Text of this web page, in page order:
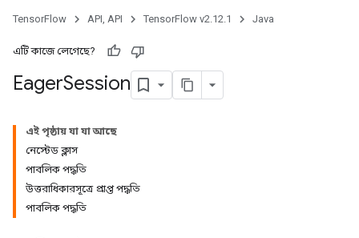
TensorFlow API, API TensorFlow v2.12.1 Java
এটি কাজে লেগেছে?
EagerSession
এই পৃষ্ঠায় যা যা আছে
নেস্টেড ক্লাস
পাবলিক পদ্ধতি
উত্তরাধিকারসূত্রে প্রাপ্ত পদ্ধতি
পাবলিক পদ্ধতি